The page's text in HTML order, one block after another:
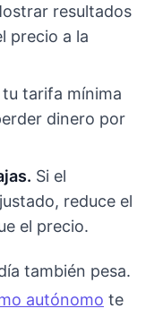
resultados
precio a la
tarifa mínima
dinero por
Si el
reduce el
el precio.
también pesa.
autónomo te